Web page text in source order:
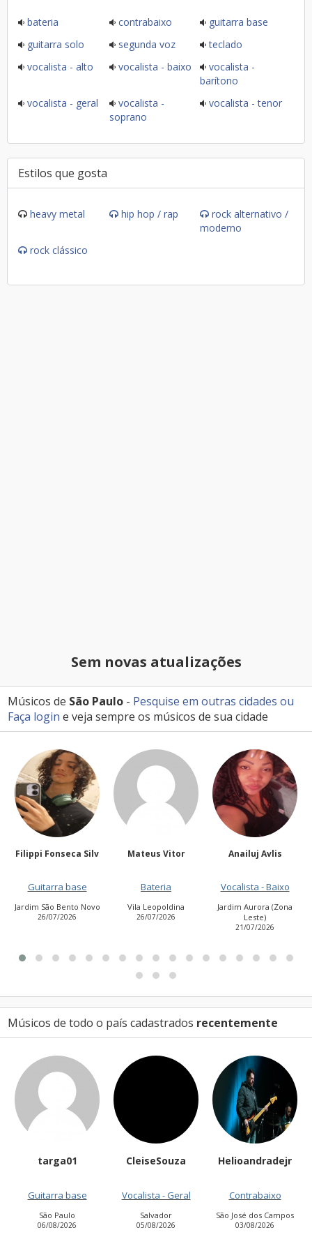
bateria contrabaixo
guitarra base
guitarra solo
segunda voz
teclado
vocalista - alto
vocalista - baixo
vocalista -
barítono
vocalista - geral
vocalista -
soprano
vocalista - tenor
Estilos que gosta
heavy metal hip hop / rap
rock alternativo /
moderno
rock clássico
Sem novas atualizações
Músicos de São Paulo - Pesquise em outras cidades ou
Faça login e veja sempre os músicos de sua cidade
Filippi Fonseca Silv
Guitarra base
Jardim São Bento Novo
26/07/2026
Mateus Vitor
Bateria
Vila Leopoldina
26/07/2026
Anailuj Avlis
Vocalista - Baixo
Jardim Aurora (Zona
Leste)
21/07/2026
Músicos de todo o país cadastrados recentemente
targa01
Guitarra base
São Paulo
06/08/2026
CleiseSouza
Vocalista - Geral
Salvador
05/08/2026
Helioandradejr
Contrabaixo
São José dos Campos
03/08/2026